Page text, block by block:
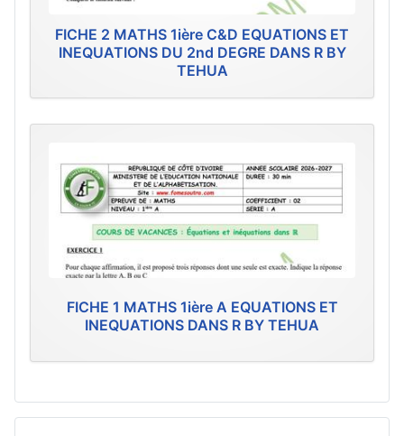
FICHE 2 MATHS 1ière C&D EQUATIONS ET
INEQUATIONS DU 2nd DEGRE DANS R BY
TEHUA
FICHE 1 MATHS 1ière A EQUATIONS ET
INEQUATIONS DANS R BY TEHUA